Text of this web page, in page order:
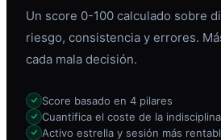
Un score 0-100 calculado sobre
riesgo, consistencia y errores.
cada mala decisión.
Score basado en 4 pilares
Cuantifica el coste de la indisciplina
Activo estrella y sesión más